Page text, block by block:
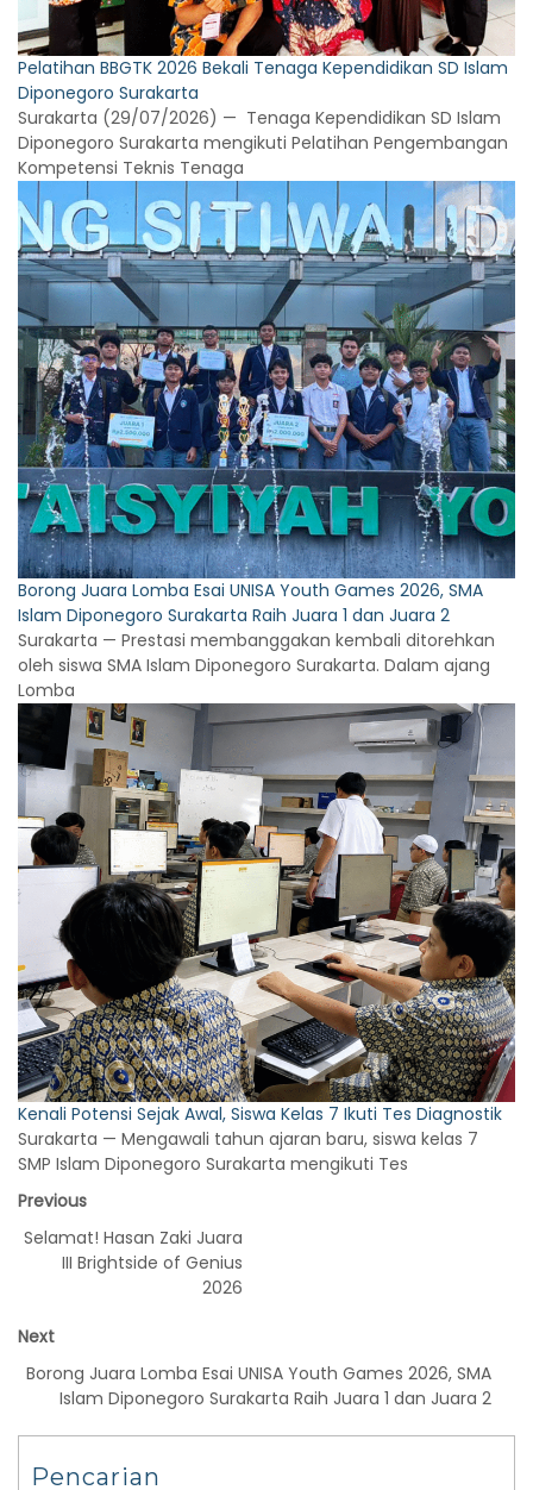
Pelatihan BBGTK 2026 Bekali Tenaga Kependidikan SD Islam
Diponegoro Surakarta
Surakarta (29/07/2026) — Tenaga Kependidikan SD Islam
Diponegoro Surakarta mengikuti Pelatihan Pengembangan
Kompetensi Teknis Tenaga
Borong Juara Lomba Esai UNISA Youth Games 2026, SMA
Islam Diponegoro Surakarta Raih Juara 1 dan Juara 2
Surakarta — Prestasi membanggakan kembali ditorehkan
oleh siswa SMA Islam Diponegoro Surakarta. Dalam ajang
Lomba
Kenali Potensi Sejak Awal, Siswa Kelas 7 Ikuti Tes Diagnostik
Surakarta — Mengawali tahun ajaran baru, siswa kelas 7
SMP Islam Diponegoro Surakarta mengikuti Tes
Previous
Selamat! Hasan Zaki Juara
III Brightside of Genius
2026
Next
Borong Juara Lomba Esai UNISA Youth Games 2026, SMA
Islam Diponegoro Surakarta Raih Juara 1 dan Juara 2
Pencarian